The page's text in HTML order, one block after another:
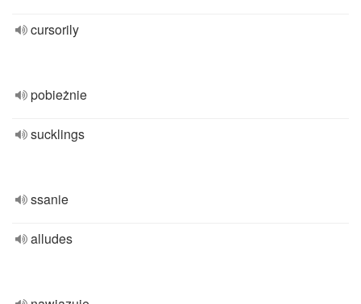
cursorily
pobieżnie
sucklings
ssanie
alludes